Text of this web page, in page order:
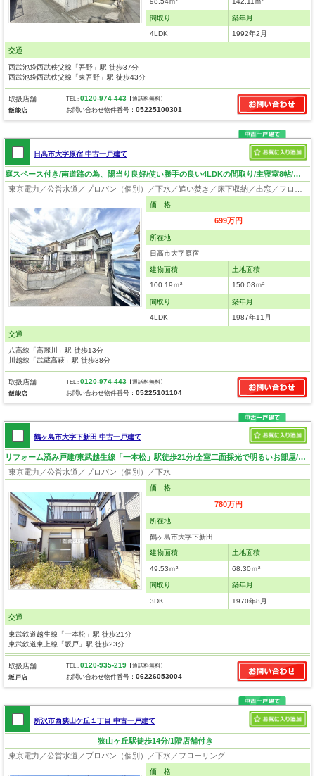
間取り
4LDK
築年月
1992年2月
交通
西武池袋西武秩父線「吾野」駅 徒歩37分
西武池袋西武秩父線「東吾野」駅 徒歩43分
取扱店舗
飯能店
TEL :0120-974-443 【通話料無料】
お問い合わせ物件番号：05225100301
日高市大字原宿 中古一戸建て
庭スペース付き/南道路の為、陽当り良好/使い勝手の良い4LDKの間取り/主寝室8帖/屋根付きバルコニー
価 格
699万円
所在地
日高市大字原宿
建物面積
100.19ｍ²
土地面積
150.08ｍ²
間取り
4LDK
築年月
1987年11月
交通
八高線「高麗川」駅 徒歩13分
川越線「武蔵高萩」駅 徒歩38分
取扱店舗
飯能店
TEL :0120-974-443 【通話料無料】
お問い合わせ物件番号：05225101104
鶴ヶ島市大字下新田 中古一戸建て
リフォーム済み戸建/東武越生線「一本松」駅徒歩21分/全室二面採光で明るいお部屋/各居室収納付き！
東京電力／公営水道／プロパン（個別）／下水
価 格
780万円
所在地
鶴ヶ島市大字下新田
建物面積
49.53ｍ²
土地面積
68.30ｍ²
間取り
3DK
築年月
1970年8月
交通
東武鉄道越生線「一本松」駅 徒歩21分
東武鉄道東上線「坂戸」駅 徒歩23分
取扱店舗
坂戸店
TEL :0120-935-219 【通話料無料】
お問い合わせ物件番号：06226053004
所沢市西狭山ケ丘１丁目 中古一戸建て
狭山ヶ丘駅徒歩14分/1階店舗付き
東京電力／公営水道／プロパン（個別）／下水／フローリング
価 格